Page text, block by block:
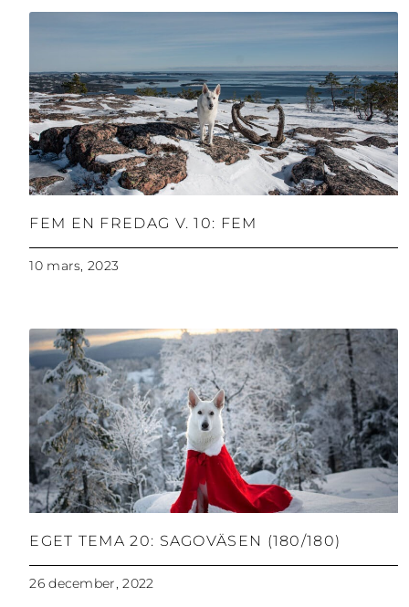
FEM EN FREDAG V. 10: FEM
10 mars, 2023
EGET TEMA 20: SAGOVÄSEN (180/180)
26 december, 2022